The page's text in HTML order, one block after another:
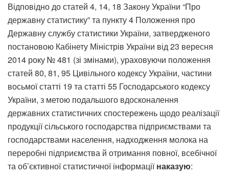
Відповідно до статей 4, 14, 18 Закону України “Про
державну статистику” та пункту 4 Положення про
Державну службу статистики України, затвердженого
постановою Кабінету Міністрів України від 23 вересня
2014 року № 481 (зі змінами), ураховуючи положення
статей 80, 81, 95 Цивільного кодексу України, частини
восьмої статті 19 та статті 55 Господарського кодексу
України, з метою подальшого вдосконалення
державних статистичних спостережень щодо реалізації
продукції сільського господарства підприємствами та
господарствами населення, надходження молока на
переробні підприємства й отримання повної, всебічної
та об’єктивної статистичної інформаціїнаказую: